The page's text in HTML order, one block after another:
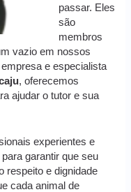
passar. Eles
são
membros
vazio em nossos
e especialista
, oferecemos
ajudar o tutor e sua
experientes e
garantir que seu
respeito e dignidade
cada animal de